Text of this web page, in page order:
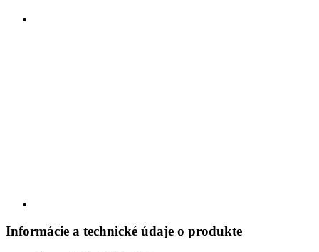
Informácie a technické údaje o produkte